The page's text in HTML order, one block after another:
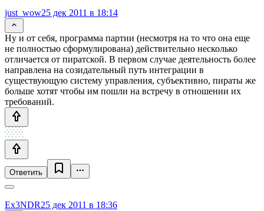
just_wow25 дек 2011 в 18:14
Ну и от себя, программа партии (несмотря на то что она еще
не полностью сформулирована) действительно несколько
отличается от пиратской. В первом случае деятельность более
направлена на созидательный путь интеграции в
существующую систему управления, субъективно, пираты же
больше хотят чтобы им пошли на встречу в отношении их
требований.
Ответить
Ex3NDR25 дек 2011 в 18:36